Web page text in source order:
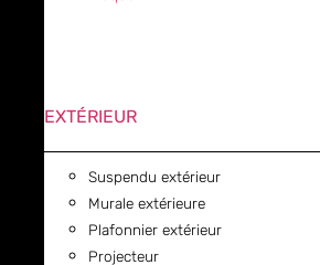
EXTÉRIEUR
Suspendu extérieur
Murale extérieure
Plafonnier extérieur
Projecteur